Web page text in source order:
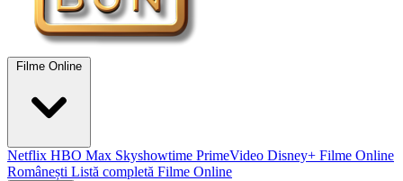
Filme Online
Netflix HBO Max Skyshowtime PrimeVideo Disney+ Filme Online
Românești Listă completă Filme Online